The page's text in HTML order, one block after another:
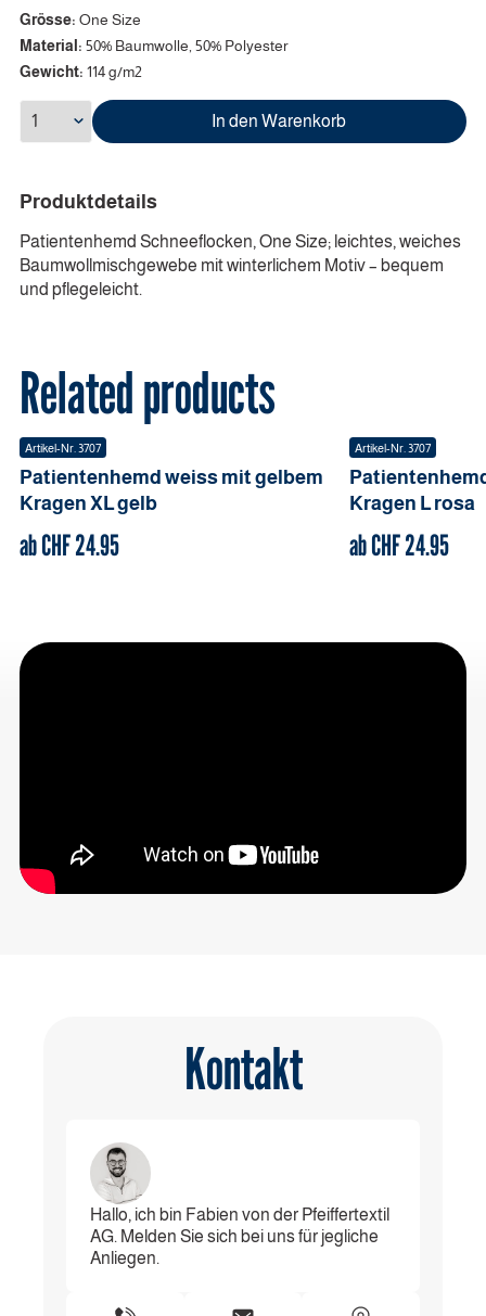
Grösse: One Size
Material: 50% Baumwolle, 50% Polyester
Gewicht: 114 g/m2
In den Warenkorb
Produktdetails
Patientenhemd Schneeflocken, One Size; leichtes, weiches
Baumwollmischgewebe mit winterlichem Motiv – bequem
und pflegeleicht.
Related products
Artikel-Nr. 3707
Patientenhemd weiss mit gelbem
Kragen XLgelb
ab CHF24.95
Artikel-Nr. 3707
Kragen L rosa
ab CHF24.95
Kontakt
Hallo, ich bin Fabien von der Pfeiffertextil
AG. Melden Sie sich bei uns für jegliche
Anliegen.